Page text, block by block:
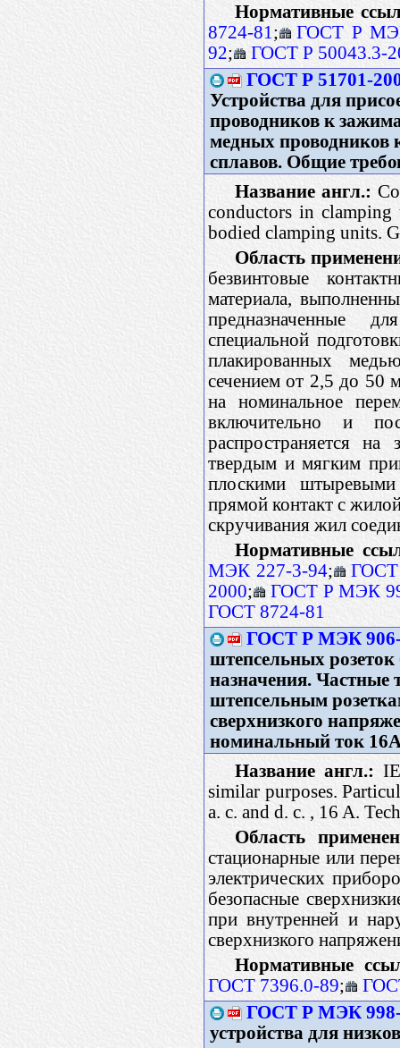
Нормативные
8724-81 ;
ГОСТ Р
92;
ГОСТ Р 50043.3-
ГОСТ Р 51701-
Устройства для
проводников к
медных
сплавов. Общие
Название англ.:
conductors in
bodied clamping units.
Область
безвинтовые
материала,
предназначенные
специальной
плакированных
сечением от 2,5 до 50
на номинальное
включительно и
распространяется
твердым и мягким
плоскими штыревыми
прямой контакт с
скручивания жил
Нормативные
МЭК 227-3-94;
ГОСТ
2000;
ГОСТ Р МЭК
ГОСТ 8724-81
ГОСТ Р МЭК
штепсельных
назначения. Частные
штепсельным
сверхнизкого
номинальный ток
Название англ.:
similar purposes.
a. c. and d. c. , 16 A.
Область
стационарные или
электрических
безопасные
при внутренней и
сверхнизкого
Нормативные
ГОСТ 7396.0-89;
ГОСТ Р МЭК 998-
устройства для